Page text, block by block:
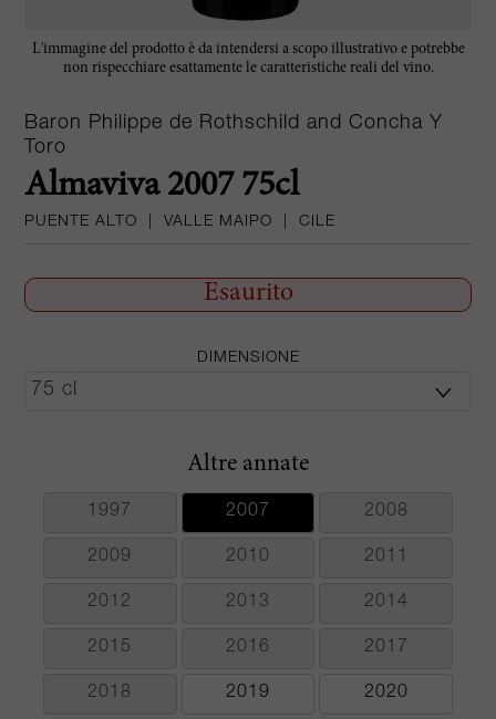
L'immagine del prodotto è da intendersi a scopo illustrativo e potrebbe
non rispecchiare esattamente le caratteristiche reali del vino.
Baron Philippe de Rothschild and Concha Y
Toro
Almaviva 2007 75cl
PUENTE ALTO VALLE MAIPO CILE
Esaurito
DIMENSIONE
Altre annate
1997 2007 2008
2009 2010 2011
2012 2013 2014
2015 2016 2017
2018 2019 2020